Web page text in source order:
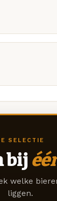
SELECTIE
bij
welke
liggen.